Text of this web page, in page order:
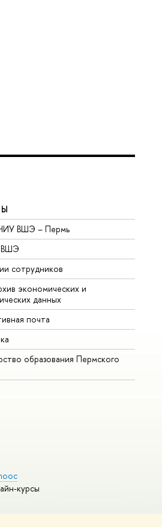
ВШЭ ­– Пермь
ВШЭ
сотрудников
экономических и
данных
почта
образования Пермского
курсы